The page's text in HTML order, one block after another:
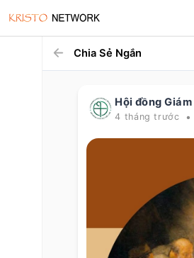
Chia Sẻ Ngắn
Hội đồng
4 tháng trước •